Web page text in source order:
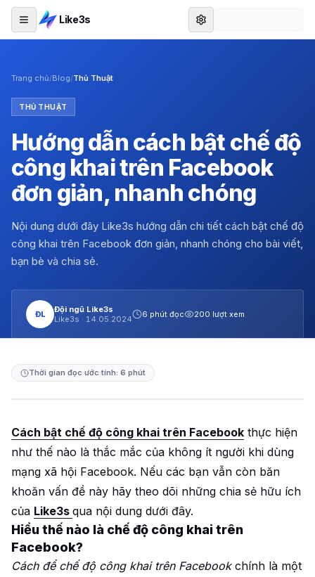
Like3s
Trang chủ/Blog/Thủ Thuật
THỦ THUẬT
Hướng dẫn cách bật chế độ
công khai trên Facebook
đơn giản, nhanh chóng
Nội dung dưới đây Like3s hướng dẫn chi tiết cách bật chế độ
công khai trên Facebook đơn giản, nhanh chóng cho bài viết,
bạn bè và chia sẻ.
ĐL
Đội ngũ Like3s
Like3s · 14.05.2024
6 phút đọc 200 lượt xem
Thời gian đọc ước tính: 6 phút
Cách bật chế độ công khai trên Facebook thực hiện
như thế nào là thắc mắc của không ít người khi dùng
mạng xã hội Facebook. Nếu các bạn vẫn còn băn
khoăn vấn đề này hãy theo dõi những chia sẻ hữu ích
của Like3s qua nội dung dưới đây.
Hiểu thế nào là chế độ công khai trên
Facebook?
Cách để chế độ công khai trên Facebookchính là một